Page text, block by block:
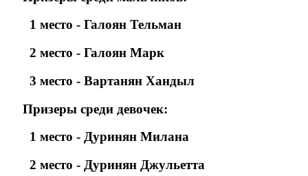
1 место - Галоян Тельман
2 место - Галоян Марк
3 место - Вартанян Хандыл
Призеры среди девочек:
1 место - Дуринян Милана
2 место - Дуринян Джульетта